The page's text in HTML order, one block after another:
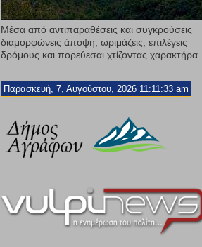
Μέσα από αντιπαραθέσεις και συγκρούσεις
διαμορφώνεις άποψη, ωριμάζεις, επιλέγεις
δρόμους και πορεύεσαι χτίζοντας χαρακτήρα...
Παρασκευή, 7, Αυγούστου, 2026 11:11:34 am